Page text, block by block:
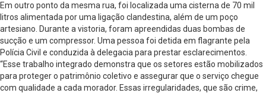
Em outro ponto da mesma rua, foi localizada uma cisterna de 70 mil
litros alimentada por uma ligação clandestina, além de um poço
artesiano. Durante a vistoria, foram apreendidas duas bombas de
sucção e um compressor. Uma pessoa foi detida em flagrante pela
Polícia Civil e conduzida à delegacia para prestar esclarecimentos.
“Esse trabalho integrado demonstra que os setores estão mobilizados
para proteger o patrimônio coletivo e assegurar que o serviço chegue
com qualidade a cada morador. Essas irregularidades, que são crime,